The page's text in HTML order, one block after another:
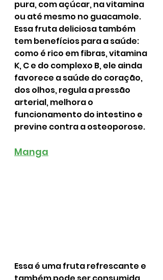
pura, com açúcar, na vitamina
ou até mesmo no guacamole.
Essa fruta deliciosa também
tem benefícios para a saúde:
como é rico em fibras, vitamina
K, C e do complexo B, ele ainda
favorece a saúde do coração,
dos olhos, regula a pressão
arterial, melhora o
funcionamento do intestino e
previne contra a osteoporose.
Manga
Essa é uma fruta refrescante e